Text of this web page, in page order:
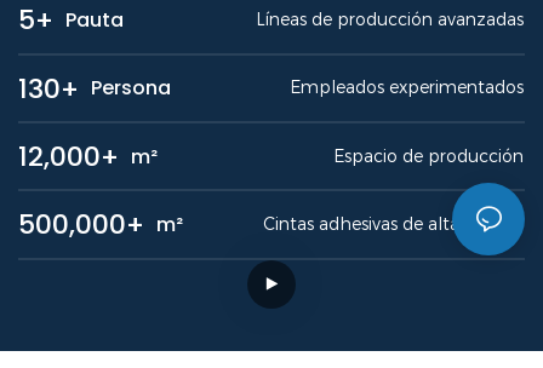
5+ Pauta Líneas de producción avanzadas
130+ Persona Empleados experimentados
12,000+ m² Espacio de producción
500,000+ m² Cintas adhesivas de alta calidad